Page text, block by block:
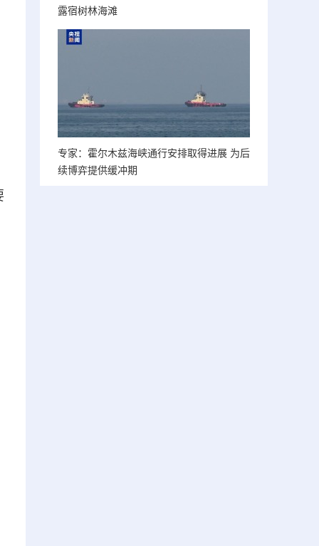
露宿树林海滩
专家：霍尔木兹海峡通行安排取得进展 为后
续博弈提供缓冲期